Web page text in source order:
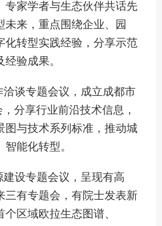
专家学者与生态伙伴共话先
来，重点围绕企业、园
化转型实践经验，分享示范
验成果。
谈专题会议，成立成都市
分享行业前沿技术信息，
图与技术系列标准，推动城
能化转型。
设专题会议，呈现有高
三有专题会，有院士发表新
区域欧拉生态图谱、